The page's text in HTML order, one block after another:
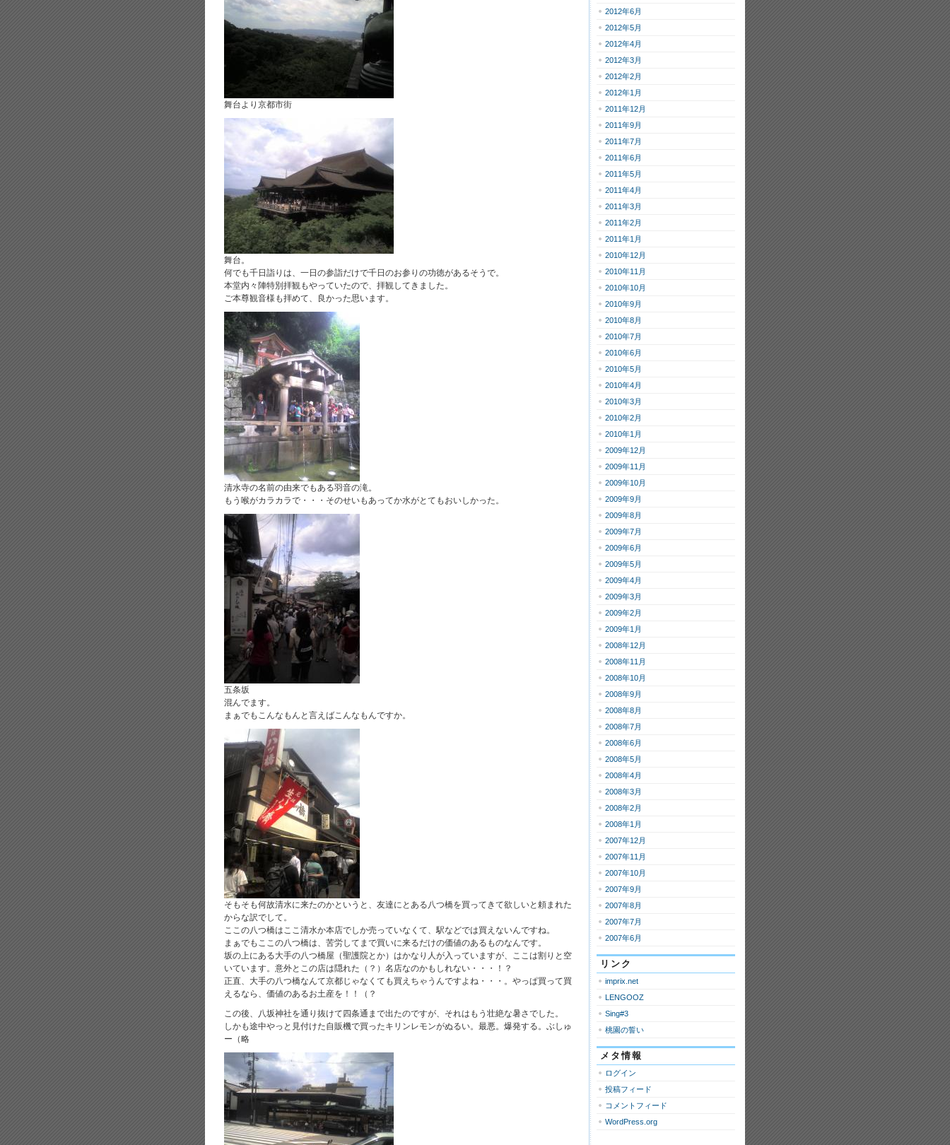
舞台より京都市街
舞台。
何でも千日詣りは、一日の参詣だけで千日のお参りの功徳があるそうで。
本堂内々陣特別拝観もやっていたので、拝観してきました。
ご本尊観音様も拝めて、良かった思います。
清水寺の名前の由来でもある羽音の滝。
もう喉がカラカラで・・・そのせいもあってか水がとてもおいしかった。
五条坂
混んでます。
まぁでもこんなもんと言えばこんなもんですか。
そもそも何故清水に来たのかというと、友達にとある八つ橋を買ってきて欲しいと頼まれた
からな訳でして。
ここの八つ橋はここ清水か本店でしか売っていなくて、駅などでは買えないんですね。
まぁでもここの八つ橋は、苦労してまで買いに来るだけの価値のあるものなんです。
坂の上にある大手の八つ橋屋（聖護院とか）はかなり人が入っていますが、ここは割りと空
いています。意外とこの店は隠れた（？）名店なのかもしれない・・・！？
正直、大手の八つ橋なんて京都じゃなくても買えちゃうんですよね・・・。やっぱ買って買
えるなら、価値のあるお土産を！！（？
この後、八坂神社を通り抜けて四条通まで出たのですが、それはもう壮絶な暑さでした。
しかも途中やっと見付けた自販機で買ったキリンレモンがぬるい。最悪。爆発する。ぶしゅ
ー（略
2012年6月
2012年5月
2012年4月
2012年3月
2012年2月
2012年1月
2011年12月
2011年9月
2011年7月
2011年6月
2011年5月
2011年4月
2011年3月
2011年2月
2011年1月
2010年12月
2010年11月
2010年10月
2010年9月
2010年8月
2010年7月
2010年6月
2010年5月
2010年4月
2010年3月
2010年2月
2010年1月
2009年12月
2009年11月
2009年10月
2009年9月
2009年8月
2009年7月
2009年6月
2009年5月
2009年4月
2009年3月
2009年2月
2009年1月
2008年12月
2008年11月
2008年10月
2008年9月
2008年8月
2008年7月
2008年6月
2008年5月
2008年4月
2008年3月
2008年2月
2008年1月
2007年12月
2007年11月
2007年10月
2007年9月
2007年8月
2007年7月
2007年6月
リンク
imprix.net
LENGOOZ
Sing#3
桃園の誓い
メタ情報
ログイン
投稿フィード
コメントフィード
WordPress.org